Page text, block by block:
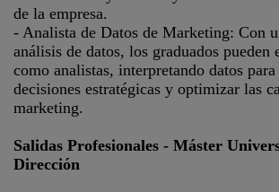
de la empresa.
- Analista de Datos de Marketing: Con
análisis de datos, los graduados pueden
como analistas, interpretando datos
decisiones estratégicas y optimizar las
marketing.
Salidas Profesionales - Máster
Dirección